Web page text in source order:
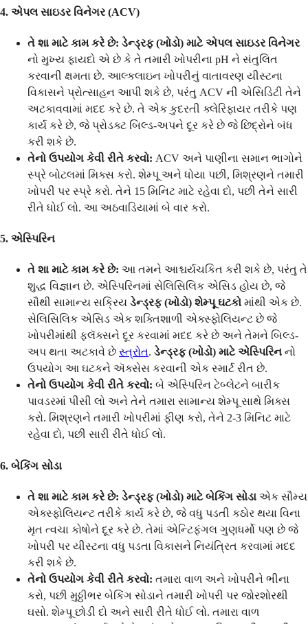
4. એપલ સાઇડર વિનેગર (ACV)
તે શા માટે કામ કરે છે: ડેન્ડ્રફ (ખોડો) માટે એપલ સાઇડર વિનેગર
નો મુખ્ય ફાયદો એ છે કે તે તમારી ખોપરીના pH ને સંતુલિત
કરવાની ક્ષમતા છે. આલ્કલાઇન ખોપરીનું વાતાવરણ યીસ્ટના
વિકાસને પ્રોત્સાહન આપી શકે છે, પરંતુ ACV ની એસિડિટી તેને
અટકાવવામાં મદદ કરે છે. તે એક કુદરતી ક્લેરિફાયર તરીકે પણ
કાર્ય કરે છે, જે પ્રોડક્ટ બિલ્ડ-અપને દૂર કરે છે જે છિદ્રોને બંધ
કરી શકે છે.
તેનો ઉપયોગ કેવી રીતે કરવો: ACV અને પાણીના સમાન ભાગોને
સ્પ્રે બોટલમાં મિક્સ કરો. શેમ્પૂ અને ધોયા પછી, મિશ્રણને તમારી
ખોપરી પર સ્પ્રે કરો. તેને 15 મિનિટ માટે રહેવા દો, પછી તેને સારી
રીતે ધોઈ લો. આ અઠવાડિયામાં બે વાર કરો.
5. એસ્પિરિન
તે શા માટે કામ કરે છે: આ તમને આશ્ચર્યચકિત કરી શકે છે, પરંતુ તે
શુદ્ધ વિજ્ઞાન છે. એસ્પિરિનમાં સેલિસિલિક એસિડ હોય છે, જે
સૌથી સામાન્ય સક્રિય ડેન્ડ્રફ (ખોડો) શેમ્પૂ ઘટકો માંથી એક છે.
સેલિસિલિક એસિડ એક શક્તિશાળી એક્સ્ફોલિયન્ટ છે જે
ખોપરીમાંથી ફ્લૅક્સને દૂર કરવામાં મદદ કરે છે અને તેમને બિલ્ડ-
અપ થતા અટકાવે છે સ્ત્રોત. ડેન્ડ્રફ (ખોડો) માટે એસ્પિરિન નો
ઉપયોગ આ ઘટકને ઍક્સેસ કરવાની એક સ્માર્ટ રીત છે.
તેનો ઉપયોગ કેવી રીતે કરવો: બે એસ્પિરિન ટેબ્લેટને બારીક
પાવડરમાં પીસી લો અને તેને તમારા સામાન્ય શેમ્પૂ સાથે મિક્સ
કરો. મિશ્રણને તમારી ખોપરીમાં ફીણ કરો, તેને 2-3 મિનિટ માટે
રહેવા દો, પછી સારી રીતે ધોઈ લો.
6. બેકિંગ સોડા
તે શા માટે કામ કરે છે: ડેન્ડ્રફ (ખોડો) માટે બેકિંગ સોડા એક સૌમ્ય
એક્સ્ફોલિયન્ટ તરીકે કાર્ય કરે છે, જે વધુ પડતી કઠોર થયા વિના
મૃત ત્વચા કોષોને દૂર કરે છે. તેમાં એન્ટિફંગલ ગુણધર્મો પણ છે જે
ખોપરી પર યીસ્ટના વધુ પડતા વિકાસને નિયંત્રિત કરવામાં મદદ
કરી શકે છે.
તેનો ઉપયોગ કેવી રીતે કરવો: તમારા વાળ અને ખોપરીને ભીના
કરો, પછી મુઠ્ઠીભર બેકિંગ સોડાને તમારી ખોપરી પર જોરશોરથી
ઘસો. શેમ્પૂ છોડી દો અને સારી રીતે ધોઈ લો. તમારા વાળ